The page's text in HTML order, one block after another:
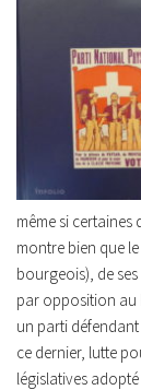
même si
montre bien que
bourgeois), de ses
par opposition au
un parti
ce dernier, lutte
législatives